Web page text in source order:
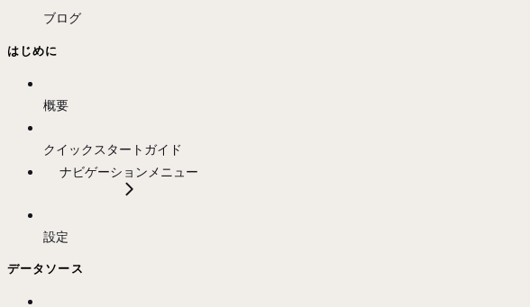
ブログ
はじめに
概要
クイックスタートガイド
ナビゲーションメニュー
設定
データソース